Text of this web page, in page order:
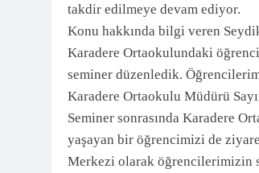
takdir edilmeye devam ediyor.
Konu hakkında bilgi veren
Karadere Ortaokulundaki
seminer düzenledik.
Karadere Ortaokulu Müdürü
Seminer sonrasında Karadere
yaşayan bir öğrencimizi de
Merkezi olarak öğrencilerimizin